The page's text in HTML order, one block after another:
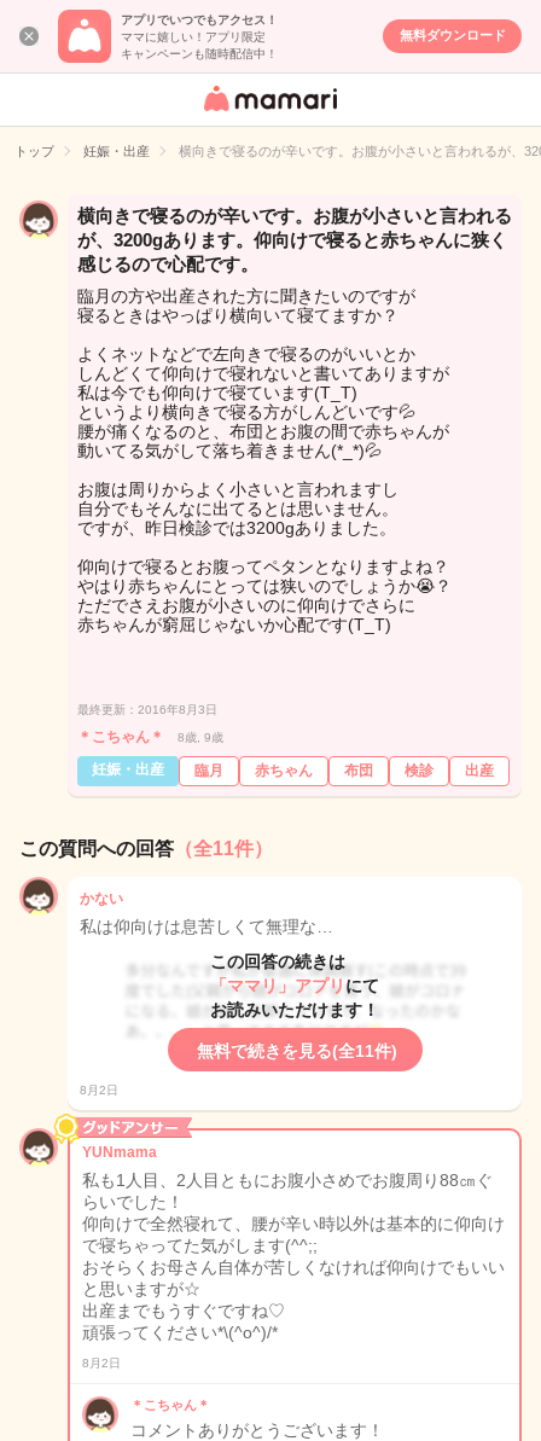
アプリでいつでもアクセス！
ママに嬉しい！アプリ限定
キャンペーンも随時配信中！
無料ダウンロード
女性専用匿名QA
イト
トップ 妊娠・出産 横向きで寝るのが辛いです。お腹が小さいと言われるが、
横向きで寝るのが辛いです。お腹が小さいと言われる
が、3200gあります。仰向けで寝ると赤ちゃんに狭く
感じるので心配です。
臨月の方や出産された方に聞きたいのですが
寝るときはやっぱり横向いて寝てますか？
よくネットなどで左向きで寝るのがいいとか
しんどくて仰向けで寝れないと書いてありますが
私は今でも仰向けで寝ています(T_T)
というより横向きで寝る方がしんどいです💦
腰が痛くなるのと、布団とお腹の間で赤ちゃんが
動いてる気がして落ち着きません(*_*)💦
お腹は周りからよく小さいと言われますし
自分でもそんなに出てるとは思いません。
ですが、昨日検診では3200gありました。
仰向けで寝るとお腹ってペタンとなりますよね？
やはり赤ちゃんにとっては狭いのでしょうか😭？
ただでさえお腹が小さいのに仰向けでさらに
赤ちゃんが窮屈じゃないか心配です(T_T)
最終更新：2016年8月3日
＊こちゃん＊ 8歳, 9歳
妊娠・出産 臨月 赤ちゃん 布団 検診 出産
この質問への回答 （全11件）
かない
私は仰向けは息苦しくて無理な…
この回答の続きは
「ママリ」アプリ にて
お読みいただけます！
無料で続きを見る(全11件)
8月2日
YUNmama
私も1人目、2人目ともにお腹小さめでお腹周り88㎝ぐ
らいでした！
仰向けで全然寝れて、腰が辛い時以外は基本的に仰向け
で寝ちゃってた気がします(^^;;
おそらくお母さん自体が苦しくなければ仰向けでもいい
と思いますが☆
出産までもうすぐですね♡
頑張ってください*\(^o^)/*
8月2日
＊こちゃん＊
コメントありがとうございます！